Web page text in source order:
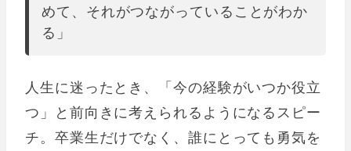
めて、それがつながっていることがわか
る」
人生に迷ったとき、「今の経験がいつか役立
つ」と前向きに考えられるようになるスピー
チ。卒業生だけでなく、誰にとっても勇気を